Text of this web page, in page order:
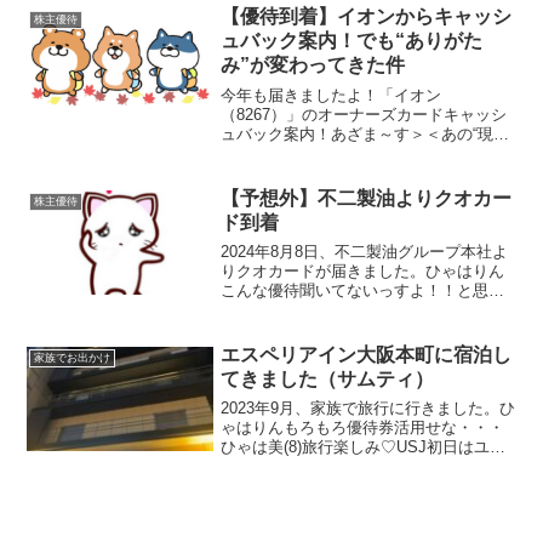
な株主優待ポイントが付与されます。（1
ポイント＝10...
株主優待
【優待到着】イオンからキャッシ
ュバック案内！でも“ありがた
み”が変わってきた件
今年も届きましたよ！「イオン
（8267）」のオーナーズカードキャッシ
ュバック案内！あざま～す＞＜あの“現金
いました。サービスカウンターで現金を
直接手渡しされる感覚、お...
株主優待
【予想外】不二製油よりクオカー
ド到着
2024年8月8日、不二製油グループ本社よ
りクオカードが届きました。ひゃはりん
こんな優待聞いてないっすよ！！と思っ
いった予想外のギフトがあると大変うれ
しいものですね...
家族でお出かけ
エスペリアイン大阪本町に宿泊し
てきました（サムティ）
2023年9月、家族で旅行に行きました。ひ
ゃはりんもろもろ優待券活用せな・・・
ひゃは美(8)旅行楽しみ♡USJ初日はユニ